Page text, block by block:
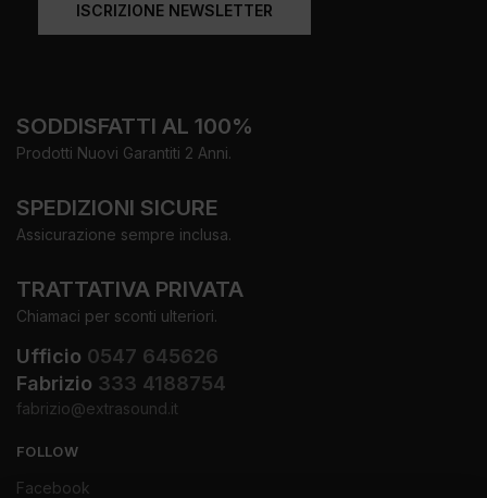
ISCRIZIONE NEWSLETTER
SODDISFATTI AL 100%
Prodotti Nuovi Garantiti 2 Anni.
SPEDIZIONI SICURE
Assicurazione sempre inclusa.
TRATTATIVA PRIVATA
Chiamaci per sconti ulteriori.
Ufficio 0547 645626
Fabrizio 333 4188754
fabrizio@extrasound.it
FOLLOW
Facebook